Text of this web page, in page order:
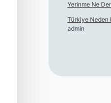
Yerinme Ne
Türkiye Neden
admin